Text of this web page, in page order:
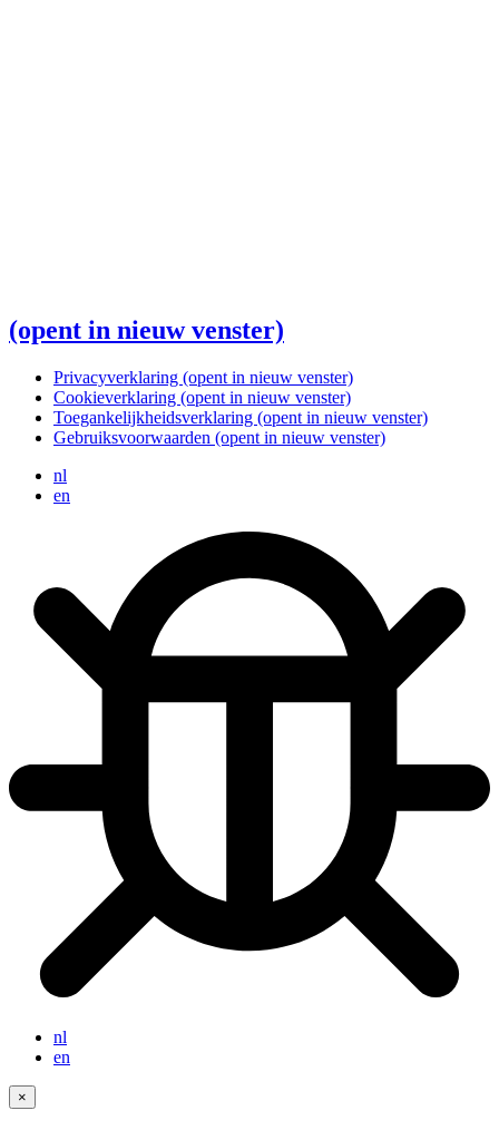
(opent in nieuw venster)
Privacyverklaring (opent in nieuw venster)
Cookieverklaring (opent in nieuw venster)
Toegankelijkheidsverklaring (opent in nieuw venster)
Gebruiksvoorwaarden (opent in nieuw venster)
nl
en
nl
en
×